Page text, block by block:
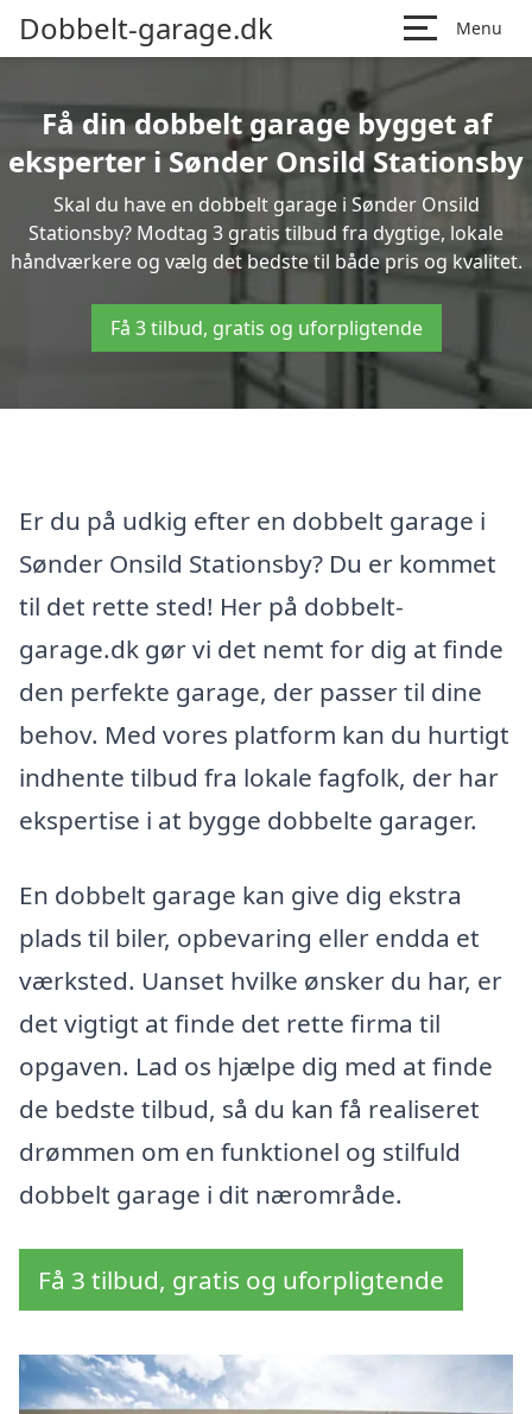
Dobbelt-garage.dk Menu
Få din dobbelt garage bygget af
eksperter i Sønder Onsild Stationsby
Skal du have en dobbelt garage i Sønder Onsild
Stationsby? Modtag 3 gratis tilbud fra dygtige, lokale
håndværkere og vælg det bedste til både pris og kvalitet.
Få 3 tilbud, gratis og uforpligtende
Er du på udkig efter en dobbelt garage i
Sønder Onsild Stationsby? Du er kommet
til det rette sted! Her på dobbelt-
garage.dk gør vi det nemt for dig at finde
den perfekte garage, der passer til dine
behov. Med vores platform kan du hurtigt
indhente tilbud fra lokale fagfolk, der har
ekspertise i at bygge dobbelte garager.
En dobbelt garage kan give dig ekstra
plads til biler, opbevaring eller endda et
værksted. Uanset hvilke ønsker du har, er
det vigtigt at finde det rette firma til
opgaven. Lad os hjælpe dig med at finde
de bedste tilbud, så du kan få realiseret
drømmen om en funktionel og stilfuld
dobbelt garage i dit nærområde.
Få 3 tilbud, gratis og uforpligtende